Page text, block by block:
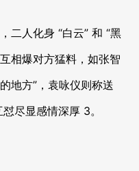
二人化身 “白云” 和 “黑
相爆对方猛料，如张智
地方”，袁咏仪则称送
尽显感情深厚 3。